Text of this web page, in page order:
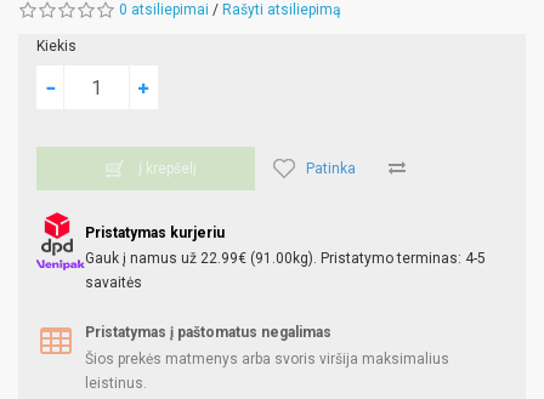
0 atsiliepimai / Rašyti atsiliepimą
Kiekis
Į krepšelį Patinka
Pristatymas kurjeriu
Gauk į namus už 22.99€ (91.00kg). Pristatymo terminas: 4-5
savaitės
Pristatymas į paštomatus negalimas
Šios prekės matmenys arba svoris viršija maksimalius
leistinus.